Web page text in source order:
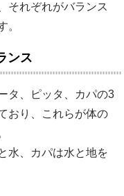
それぞれがバランス
。
ンス
タ、ピッタ、カパの3
おり、これらが体の
水、カパは水と地を